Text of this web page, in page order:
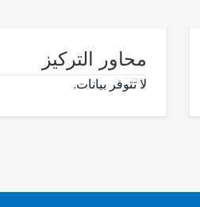
محاور التركيز
لا تتوفر بيانات.